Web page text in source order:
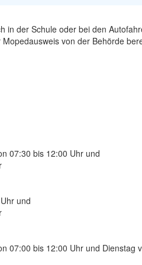
in der Schule oder bei den
von der Behörde
07:30 bis 12:00 Uhr und
und
07:00 bis 12:00 Uhr und Dienstag